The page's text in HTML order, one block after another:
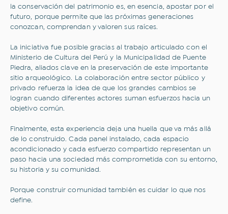
la conservación del patrimonio es, en esencia, apostar por el
futuro, porque permite que las próximas generaciones
conozcan, comprendan y valoren sus raíces.
La iniciativa fue posible gracias al trabajo articulado con el
Ministerio de Cultura del Perú y la Municipalidad de Puente
Piedra, aliados clave en la preservación de este importante
sitio arqueológico. La colaboración entre sector público y
privado refuerza la idea de que los grandes cambios se
logran cuando diferentes actores suman esfuerzos hacia un
objetivo común.
Finalmente, esta experiencia deja una huella que va más allá
de lo construido. Cada panel instalado, cada espacio
acondicionado y cada esfuerzo compartido representan un
paso hacia una sociedad más comprometida con su entorno,
su historia y su comunidad.
Porque construir comunidad también es cuidar lo que nos
define.
Tips y consejos
Correo electrónico
Correo electrónico
Acepto losTérminos y condicionesy laPolítica
Web de Privacidad.
Suscribirme